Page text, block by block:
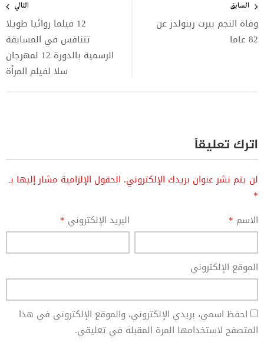
المقالات
السابق
وفاة النجم بيرت رينولدز عن
82 عاما
التالي
12 فيلما روائيا طويلا
تتنافس في المسابقة
الرسمية بالدورة 12 لمهرجان
سلا لفيلم المرأة
اترك تعليقاً
لن يتم نشر عنوان بريدك الإلكتروني. الحقول الإلزامية مشار إليها بـ
*
الاسم * البريد الإلكتروني *
الموقع الإلكتروني
احفظ اسمي، بريدي الإلكتروني، والموقع الإلكتروني في هذا
المتصفح لاستخدامها المرة المقبلة في تعليقي.